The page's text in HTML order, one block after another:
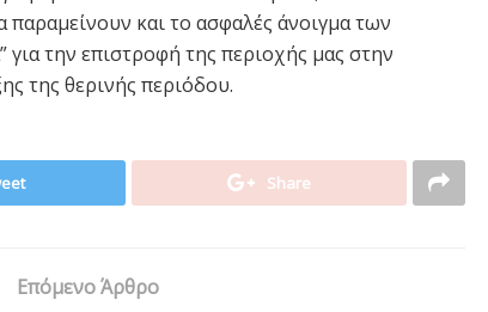
παραμείνουν και το ασφαλές άνοιγμα των
για την επιστροφή της περιοχής μας στην
της θερινής περιόδου.
Share
Επόμενο Άρθρο